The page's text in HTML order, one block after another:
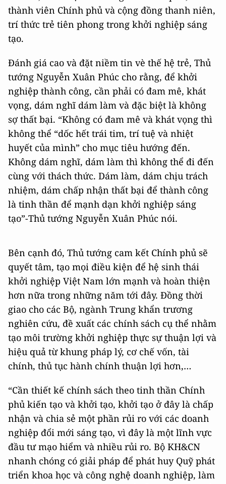
thành viên Chính phủ và cộng đồng thanh niên,
trí thức trẻ tiên phong trong khởi nghiệp sáng
tạo.
Đánh giá cao và đặt niềm tin vè thế hệ trẻ, Thủ
tướng Nguyễn Xuân Phúc cho rằng, để khởi
nghiệp thành công, cần phải có đam mê, khát
vọng, dám nghĩ dám làm và đặc biệt là không
sợ thất bại. “Không có đam mê và khát vọng thì
không thể “dốc hết trái tim, trí tuệ và nhiệt
huyết của mình” cho mục tiêu hướng đến.
Không dám nghĩ, dám làm thì không thể đi đến
cùng với thách thức. Dám làm, dám chịu trách
nhiệm, dám chấp nhận thất bại để thành công
là tinh thần để mạnh dạn khởi nghiệp sáng
tạo”-Thủ tướng Nguyễn Xuân Phúc nói.
Bên cạnh đó, Thủ tướng cam kết Chính phủ sẽ
quyết tâm, tạo mọi điều kiện để hệ sinh thái
khởi nghiệp Việt Nam lớn mạnh và hoàn thiện
hơn nữa trong những năm tới đây. Đồng thời
giao cho các Bộ, ngành Trung khẩn trương
nghiên cứu, đề xuất các chính sách cụ thể nhằm
tạo môi trường khởi nghiệp thực sự thuận lợi và
hiệu quả từ khung pháp lý, cơ chế vốn, tài
chính, thủ tục hành chính thuận lợi hơn,…
“Cần thiết kế chính sách theo tinh thần Chính
phủ kiến tạo và khởi tạo, khởi tạo ở đây là chấp
nhận và chia sẻ một phần rủi ro với các doanh
nghiệp đổi mới sáng tạo, vì đây là một lĩnh vực
đầu tư mạo hiểm và nhiều rủi ro. Bộ KH&CN
nhanh chóng có giải pháp để phát huy Quỹ phát
triển khoa học và công nghệ doanh nghiệp, làm